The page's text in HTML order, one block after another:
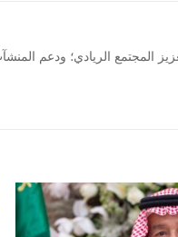
المجتمع الريادي؛ ودعم